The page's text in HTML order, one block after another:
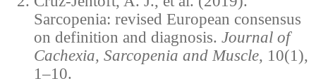
Sarcopenia: revised European consensus
on definition and diagnosis. Journal of
Cachexia, Sarcopenia and Muscle, 10(1),
1–10.